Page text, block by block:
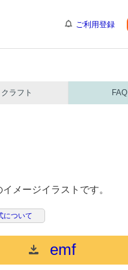
ご利用登録
クラフト FAQ
メージイラストです。
について
emf